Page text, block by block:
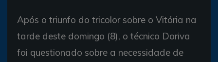
Após o triunfo do tricolor sobre o Vitória na
tarde deste domingo (8), o técnico Doriva
foi questionado sobre a necessidade de